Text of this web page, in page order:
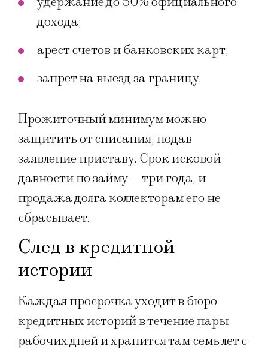
дохода;
арест счетов и банковских карт;
запрет на выезд за границу.
Прожиточный минимум можно
защитить от списания, подав
заявление приставу. Срок исковой
давности по займу — три года, и
продажа долга коллекторам его не
сбрасывает.
След в кредитной
истории
Каждая просрочка уходит в бюро
кредитных историй в течение пары
рабочих дней и хранится там семь лет с